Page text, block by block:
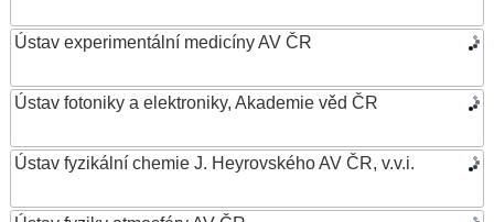
Ústav experimentální medicíny AV ČR
Ústav fotoniky a elektroniky, Akademie věd ČR
Ústav fyzikální chemie J. Heyrovského AV ČR, v.v.i.